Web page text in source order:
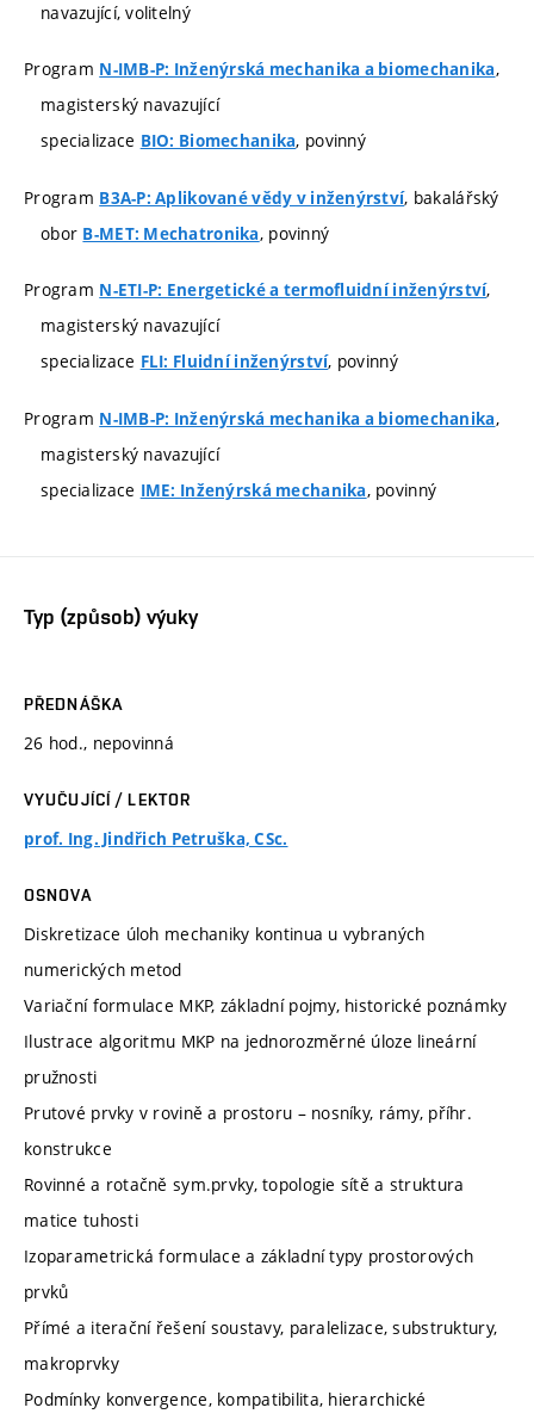
navazující, volitelný
Program N-IMB-P: Inženýrská mechanika a biomechanika,
magisterský navazující
specializace BIO: Biomechanika, povinný
Program B3A-P: Aplikované vědy v inženýrství, bakalářský
obor B-MET: Mechatronika, povinný
Program N-ETI-P: Energetické a termofluidní inženýrství,
magisterský navazující
specializace FLI: Fluidní inženýrství, povinný
Program N-IMB-P: Inženýrská mechanika a biomechanika,
magisterský navazující
specializace IME: Inženýrská mechanika, povinný
Typ (způsob) výuky
PŘEDNÁŠKA
26 hod., nepovinná
VYUČUJÍCÍ / LEKTOR
prof. Ing. Jindřich Petruška, CSc.
OSNOVA
Diskretizace úloh mechaniky kontinua u vybraných
numerických metod
Variační formulace MKP, základní pojmy, historické poznámky
Ilustrace algoritmu MKP na jednorozměrné úloze lineární
pružnosti
Prutové prvky v rovině a prostoru – nosníky, rámy, příhr.
konstrukce
Rovinné a rotačně sym.prvky, topologie sítě a struktura
matice tuhosti
Izoparametrická formulace a základní typy prostorových
prvků
Přímé a iterační řešení soustavy, paralelizace, substruktury,
makroprvky
Podmínky konvergence, kompatibilita, hierarchické